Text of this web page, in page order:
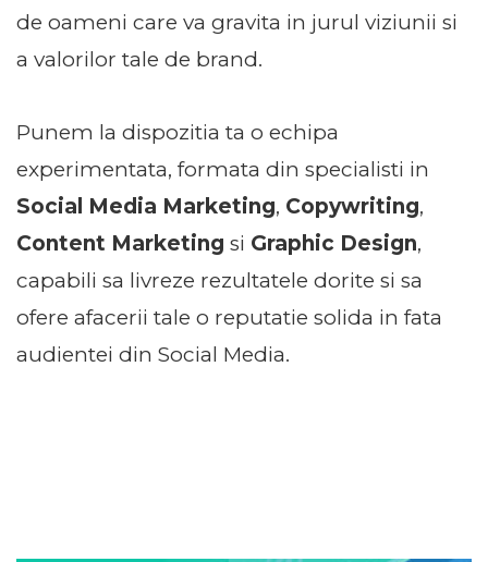
de oameni care va gravita in jurul viziunii si
a valorilor tale de brand.
Punem la dispozitia ta o echipa
experimentata, formata din specialisti in
Social Media Marketing, Copywriting,
Content Marketing si Graphic Design,
capabili sa livreze rezultatele dorite si sa
ofere afacerii tale o reputatie solida in fata
audientei din Social Media.